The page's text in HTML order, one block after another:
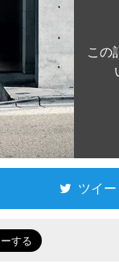
この
ツイ